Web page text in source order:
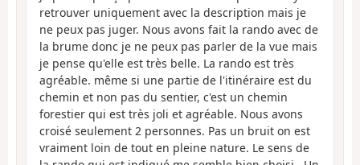
retrouver uniquement avec la description mais je
ne peux pas juger. Nous avons fait la rando avec de
la brume donc je ne peux pas parler de la vue mais
je pense qu'elle est très belle. La rando est très
agréable. même si une partie de l'itinéraire est du
chemin et non pas du sentier, c'est un chemin
forestier qui est très joli et agréable. Nous avons
croisé seulement 2 personnes. Pas un bruit on est
vraiment loin de tout en pleine nature. Le sens de